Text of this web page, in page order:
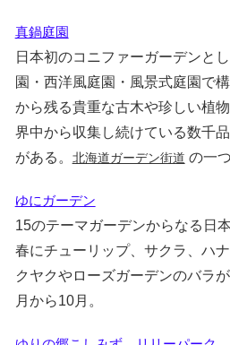
真鍋庭園
日本初のコニファーガーデンと
園・西洋風庭園・風景式庭園で
から残る貴重な古木や珍しい植
界中から収集し続けている数千
がある。 北海道ガーデン街道 の一つ
ゆにガーデン
15のテーマガーデンからなる日
春にチューリップ、サクラ、ハ
クヤクやローズガーデンのバラ
月から10月。